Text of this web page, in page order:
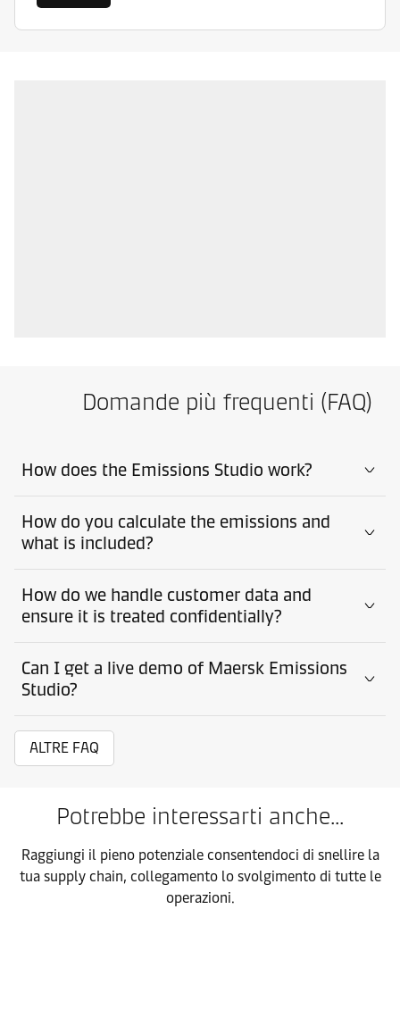
Domande più frequenti (FAQ)
How does the Emissions Studio work?
How do you calculate the emissions and
what is included?
How do we handle customer data and
ensure it is treated confidentially?
Can I get a live demo of Maersk Emissions
Studio?
ALTRE FAQ
Potrebbe interessarti anche...
Raggiungi il pieno potenziale consentendoci di snellire la
tua supply chain, collegamento lo svolgimento di tutte le
operazioni.